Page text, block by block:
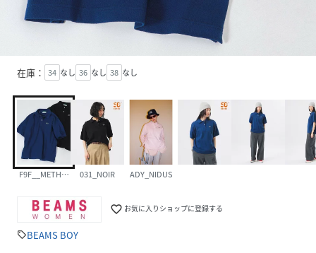
在庫： 34 なし 36 なし 38 なし
F9F__METHYLENE031_NOIR ADY_NIDUS
favorite_border お気に入りショップに登録する
sellBEAMS BOY